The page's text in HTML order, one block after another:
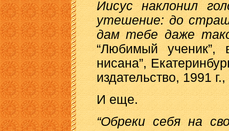
Иисус наклонил
утешение: до
дам тебе даже
“Любимый
нисана”,
издательство, 1991
И еще.
“Обреки себя на